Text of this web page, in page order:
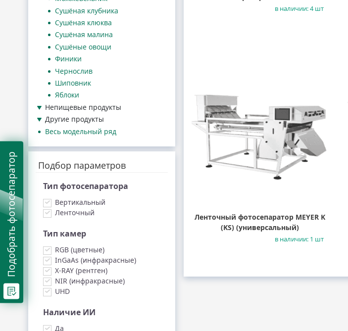
Сушёная клубника
Сушёная клюква
Сушёная малина
Сушёные овощи
Финики
Чернослив
Шиповник
Яблоки
Непищевые продукты
Другие продукты
Весь модельный ряд
Подбор параметров
Тип фотосепаратора
Вертикальный
Ленточный
Тип камер
RGB (цветные)
InGaAs (инфракрасные)
X-RAY (рентген)
NIR (инфракрасные)
UHD
Наличие ИИ
Да
в наличии: 4 шт
Ленточный фотосепаратор MEYER K
(KS) (универсальный)
в наличии: 1 шт
Подобрать фотосепаратор